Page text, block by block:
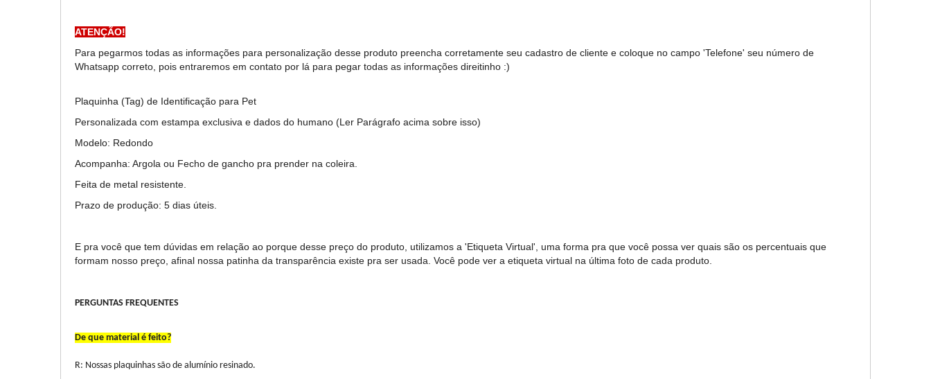
ATENÇÃO!
Para pegarmos todas as informações para personalização desse produto preencha corretamente seu cadastro de cliente e coloque no campo 'Telefone' seu número de
Whatsapp correto, pois entraremos em contato por lá para pegar todas as informações direitinho :)
Plaquinha (Tag) de Identificação para Pet
Personalizada com estampa exclusiva e dados do humano (Ler Parágrafo acima sobre isso)
Modelo: Redondo
Acompanha: Argola ou Fecho de gancho pra prender na coleira.
Feita de metal resistente.
Prazo de produção: 5 dias úteis.
E pra você que tem dúvidas em relação ao porque desse preço do produto, utilizamos a 'Etiqueta Virtual', uma forma pra que você possa ver quais são os percentuais que
formam nosso preço, afinal nossa patinha da transparência existe pra ser usada. Você pode ver a etiqueta virtual na última foto de cada produto.
PERGUNTAS FREQUENTES
De que material é feito?
R: Nossas plaquinhas são de alumínio resinado.